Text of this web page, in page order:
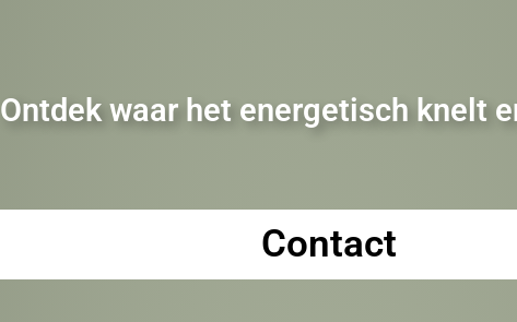
Ontdek waar het energetisch knelt
Contact